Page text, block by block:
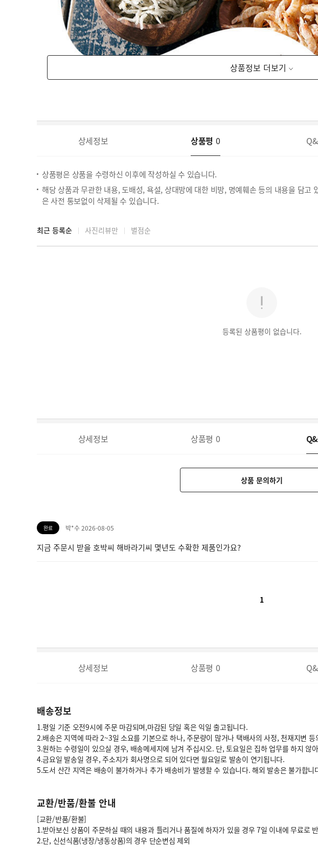
상품정보
상세정보 상품평 0
상품평은 상품을 수령하신 이후에 작성하실 수 있습니다.
해당 상품과 무관한 내용, 도배성, 욕설, 상대방에 대한 비방, 명예훼손 등의 내용을 담고
은 사전 통보없이 삭제될 수 있습니다.
최근 등록순 사진리뷰만 별점순
등록된 상품평이 없습니다.
상세정보 상품평 0
상품 문의하기
완료 박*수 2026-08-05
지금 주문시 받을 호박씨 해바라기씨 몇년도 수확한 제품인가요?
1
상세정보 상품평 0
배송정보
1.평일 기준 오전9시에 주문 마감되며,마감된 당일 혹은 익일 출고됩니다.
2.배송은 지역에 따라 2~3일 소요를 기본으로 하나, 주문량이 많거나 택배사의 사정, 천재지변
3.원하는 수령일이 있으실 경우, 배송메세지에 남겨 주십시오. 단, 토요일은 집하 업무를 하지 않
4.금요일 발송일 경우, 주소지가 회사명으로 되어 있다면 월요일로 발송이 연기됩니다.
5.도서 산간 지역은 배송이 불가하거나 추가 배송비가 발생할 수 있습니다. 해외 발송은 불가합니
교환/반품/환불 안내
[교환/반품/환불]
1.받아보신 상품이 주문하실 때의 내용과 틀리거나 품질에 하자가 있을 경우 7일 이내에 무료로
2.단, 신선식품(냉장/냉동상품)의 경우 단순변심 제외